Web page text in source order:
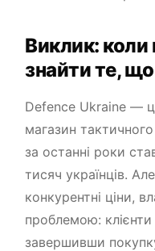
Виклик: коли
знайти те,
Defence Ukraine —
магазин
за останні роки
тисяч українців.
конкурентні ціни,
проблемою:
завершивши